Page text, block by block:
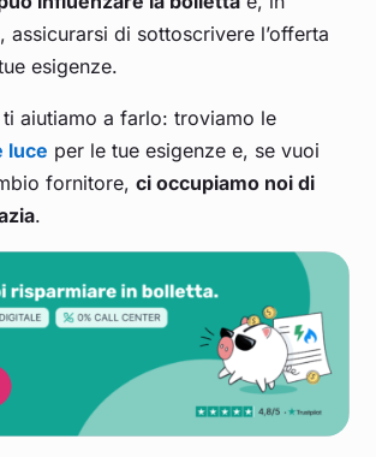
assicurarsi di sottoscrivere l’offerta
esigenze.
ti aiutiamo a farlo: troviamo le
luce per le tue esigenze e, se vuoi
fornitore,ci occupiamo noi di
.